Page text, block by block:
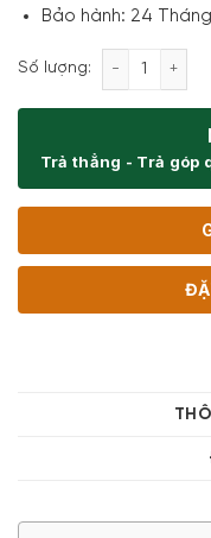
Bảo hành: 24 Tháng
Số lượng: Tủ Bảo
Trả thẳng - Trả góp